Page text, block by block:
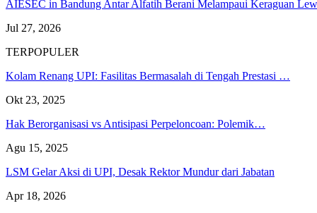
AIESEC in Bandung Antar Alfatih Berani Melampaui Keraguan
Jul 27, 2026
TERPOPULER
Kolam Renang UPI: Fasilitas Bermasalah di Tengah Prestasi …
Okt 23, 2025
Hak Berorganisasi vs Antisipasi Perpeloncoan: Polemik…
Agu 15, 2025
LSM Gelar Aksi di UPI, Desak Rektor Mundur dari Jabatan
Apr 18, 2026